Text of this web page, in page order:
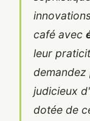
café avec
leur
judicieux
dotée de